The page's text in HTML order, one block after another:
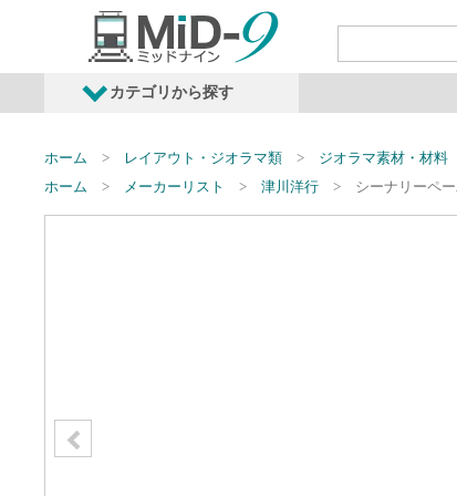
カテゴリから探す
発売予定商品 鉄道車両・オプ
ホーム レイアウト・ジオラマ類 ジオラマ素材・材料
ホーム
メーカーリスト 津川洋行 シーナリーペ